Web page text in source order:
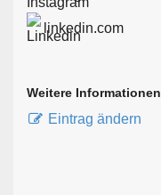
linkedin.com
Weitere Informationen
Eintrag ändern